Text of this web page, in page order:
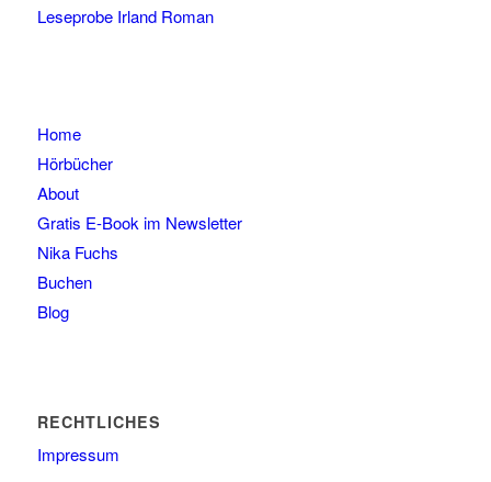
Leseprobe Irland Roman
Home
Hörbücher
About
Gratis E-Book im Newsletter
Nika Fuchs
Buchen
Blog
RECHTLICHES
Impressum